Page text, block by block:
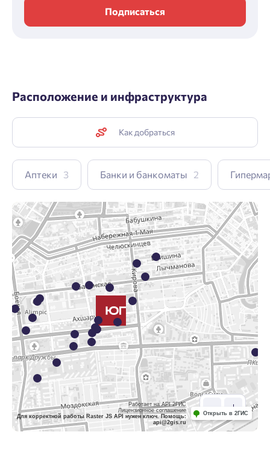
Подписаться
Расположение и инфраструктура
Как добраться
Аптеки 3 Банки и банкоматы 2
Работает на API 2ГИС
Лицензионное соглашение
Для корректной работы Raster JS API нужен ключ. Помощь:
api@2gis.ru
Открыть в 2ГИС